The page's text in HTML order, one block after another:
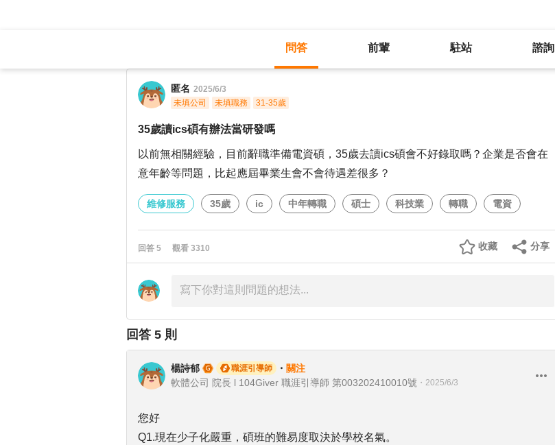
問答 前輩 駐站 諮詢
匿名 2025/6/3
未填公司
未填職務 31-35歲
35歲讀ics碩有辦法當研發嗎
以前無相關經驗，目前辭職準備電資碩，35歲去讀ics碩會不好錄取嗎？企業是否會在
意年齡等問題，比起應屆畢業生會不會待遇差很多？
維修服務 35歲 ic 中年轉職 碩士 科技業 轉職 電資
回答 5 觀看 3310 分享
收藏
回答 5 則
楊詩郁 職涯引導師 ・ 關注
軟體公司 院長 l 104Giver 職涯引導師 第003202410010號 ・ 2025/6/3
您好
Q1.現在少子化嚴重，碩班的難易度取決於學校名氣。